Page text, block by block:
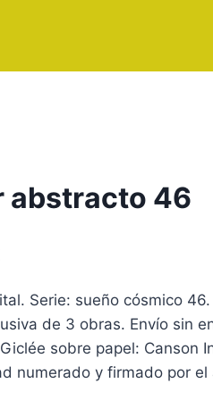
abstracto 46
Serie: sueño cósmico
de 3 obras. Envío sin
sobre papel: Canson
numerado y firmado por el